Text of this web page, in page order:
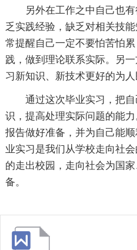
另外在工作之中自己也
乏实践经验，缺乏对相关技
常提醒自己一定不要怕苦怕
践，做到理论联系实际。另
习新知识、新技术更好的为人
通过这次毕业实习，把
识，提高处理实际问题的能
报告做好准备，并为自己能
业实习是我们从学校走向社
的走出校园，走向社会为国
备。